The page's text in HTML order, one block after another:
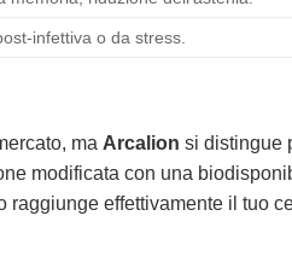
infettiva o da stress.
ma Arcalion si distingue
modificata con una
effettivamente il tuo